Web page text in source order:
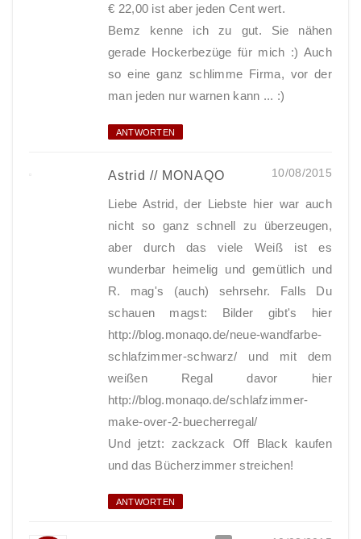
€ 22,00 ist aber jeden Cent wert.
Bemz kenne ich zu gut. Sie nähen
gerade Hockerbezüge für mich :) Auch
so eine ganz schlimme Firma, vor der
man jeden nur warnen kann ... :)
ANTWORTEN
Astrid // MONAQO 10/08/2015
Liebe Astrid, der Liebste hier war auch
nicht so ganz schnell zu überzeugen,
aber durch das viele Weiß ist es
wunderbar heimelig und gemütlich und
R. mag's (auch) sehrsehr. Falls Du
schauen magst: Bilder gibt's hier
http://blog.monaqo.de/neue-wandfarbe-
schlafzimmer-schwarz/ und mit dem
weißen Regal davor hier
http://blog.monaqo.de/schlafzimmer-
make-over-2-buecherregal/
Und jetzt: zackzack Off Black kaufen
und das Bücherzimmer streichen!
ANTWORTEN